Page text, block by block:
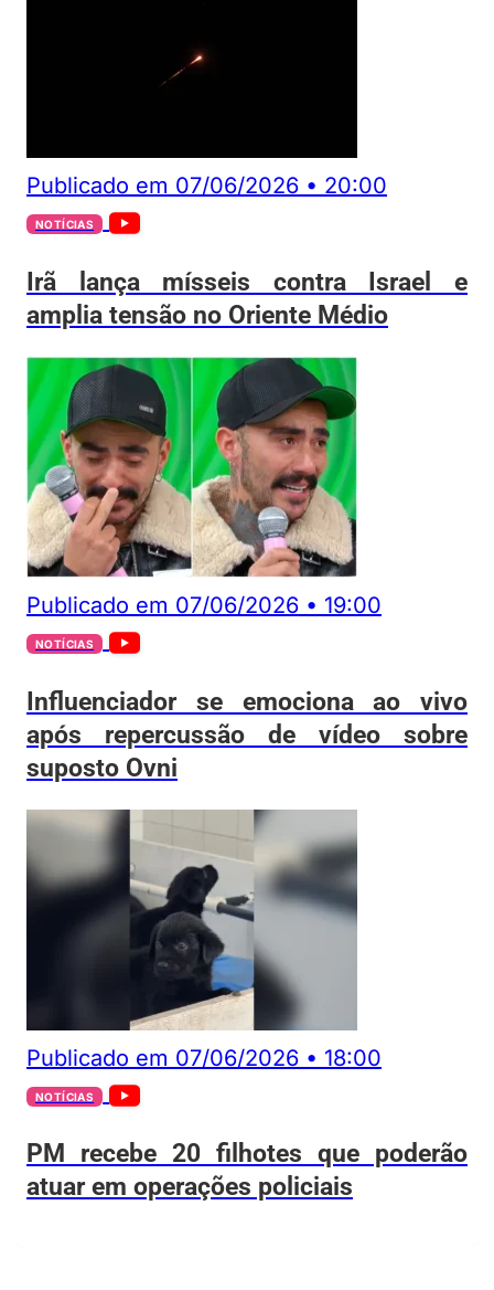
Publicado em 07/06/2026 • 20:00
NOTÍCIAS
Irã lança mísseis contra Israel e
amplia tensão no Oriente Médio
Publicado em 07/06/2026 • 19:00
NOTÍCIAS
Influenciador se emociona ao vivo
após repercussão de vídeo sobre
suposto Ovni
Publicado em 07/06/2026 • 18:00
NOTÍCIAS
PM recebe 20 filhotes que poderão
atuar em operações policiais